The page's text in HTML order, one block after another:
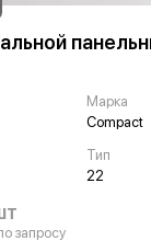
Марка
Compact
Тип
22
запросу